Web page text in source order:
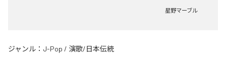
星野マーブル
ジャンル： J-Pop / 演歌/日本伝統